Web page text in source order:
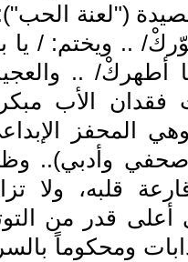
("لعنة
.. ويختم: / يا
..
فقدان الأب
المحفز
(صحفي وأدبي)..
قلبه، ولا
قدر من
ومحكوماً